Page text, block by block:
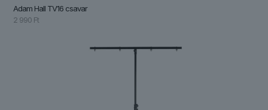
Adam Hall TV16 csavar
2 990 Ft